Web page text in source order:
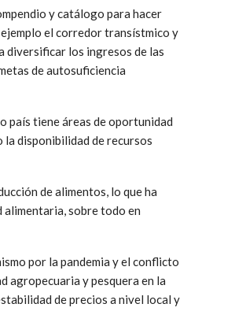
y catálogo para hacer
el corredor transístmico y
diversificar los ingresos de las
de autosuficiencia
país tiene áreas de oportunidad
la disponibilidad de recursos
de alimentos, lo que ha
sobre todo en
por la pandemia y el conflicto
agropecuaria y pesquera en la
de precios a nivel local y